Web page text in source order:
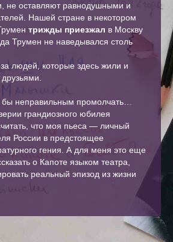
не оставляют равнодушными и
Нашей стране в некотором
трижды приезжал в Москву
Трумен не наведывался столь
людей, которые здесь жили и
бы неправильным промолчать…
грандиозного юбилея
что моя пьеса — личный
России в предстоящее
гения. А для меня это еще
о Капоте языком театра,
реальный эпизод из жизни